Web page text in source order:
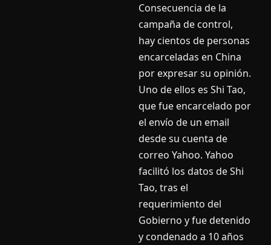
Consecuencia de la
campaña de control,
hay cientos de personas
encarceladas en China
por expresar su opinión.
Uno de ellos es Shi Tao,
que fue encarcelado por
el enví­o de un email
desde su cuenta de
correo Yahoo. Yahoo
facilitó los datos de Shi
Tao, tras el
requerimiento del
Gobierno y fue detenido
y condenado a 10 años